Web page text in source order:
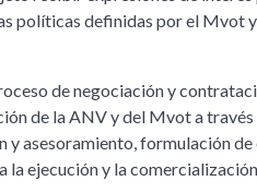
políticas definidas por el Mvot
de negociación y
de la ANV y del Mvot a
y asesoramiento, formulación
la ejecución y la